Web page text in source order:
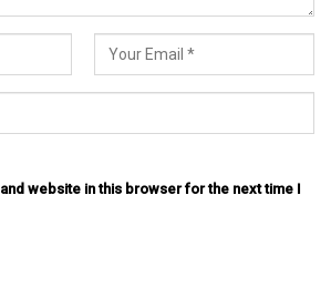
and website in this browser for the next time I